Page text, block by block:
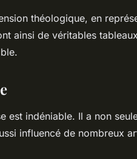
théologique, en
ainsi de véritables
est indéniable. Il a non
influencé de nombreux